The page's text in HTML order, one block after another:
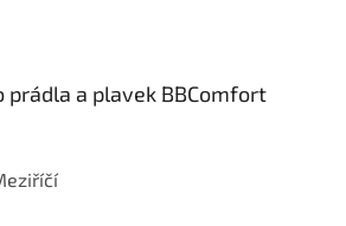
prádla a plavek BBComfort